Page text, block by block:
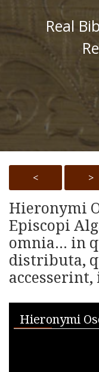
Real
< >
Hieronymi
Episcopi
omnia... in
distributa,
Media